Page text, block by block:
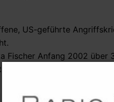
US-geführte
Fischer Anfang 2002 über
der deutschen Luftwaffen
den Einsatz von